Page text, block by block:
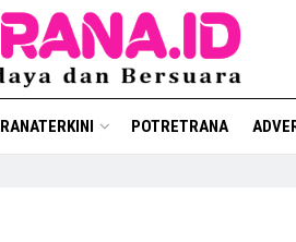
RANATERKINI POTRETRANA